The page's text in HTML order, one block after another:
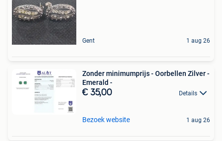
Gent 1 aug 26
Zonder minimumprijs - Oorbellen Zilver -
Emerald -
€ 35,00 Details
Bezoek website 1 aug 26